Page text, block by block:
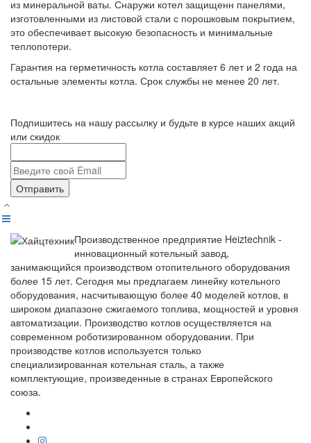
из минеральной ваты. Снаружи котел защищенн панелями,
изготовленными из листовой стали с порошковым покрытием,
это обеспечивает высокую безопасность и минимальные
теплопотери.
Гарантия на герметичность котла составляет 6 лет и 2 года на
остальные элементы котла. Срок службы не менее 20 лет.
Подпишитесь на нашу рассылку и будьте в курсе наших акций
или скидок
Отправить
Производственное предприятие Heiztechnik -
инновационный котельный завод,
занимающийся производством отопительного оборудования
более 15 лет. Сегодня мы предлагаем линейку котельного
оборудования, насчитывающую более 40 моделей котлов, в
широком диапазоне сжигаемого топлива, мощностей и уровня
автоматизации. Производство котлов осуществляется на
современном роботизированном оборудовании. При
производстве котлов используется только
специализированная котельная сталь, а также
комплектующие, произведенные в странах Европейского
союза.